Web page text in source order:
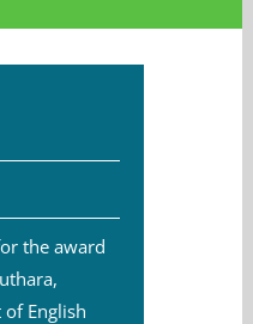
the award
of English